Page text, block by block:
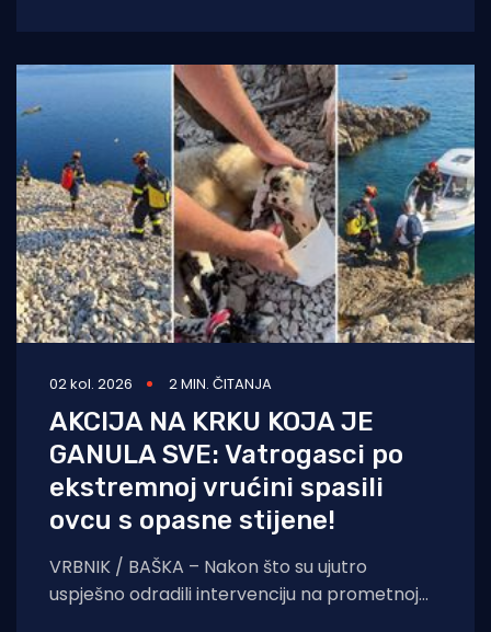
02 kol. 2026 2 MIN. ČITANJA
AKCIJA NA KRKU KOJA JE
GANULA SVE: Vatrogasci po
ekstremnoj vrućini spasili
ovcu s opasne stijene!
VRBNIK / BAŠKA – Nakon što su ujutro
uspješno odradili intervenciju na prometnoj